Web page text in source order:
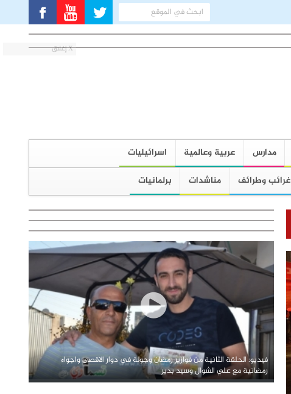
X إغلاق
مدارس عربية وعالمية
اسرائيليات
غرائب وطرائف مناشدات برلمانيات
فيديو: الحلقة الثانية من فوازير رمضان وجولة في دوار الاقصى واجواء
رمضانية مع علي الشوال وسيد بدير